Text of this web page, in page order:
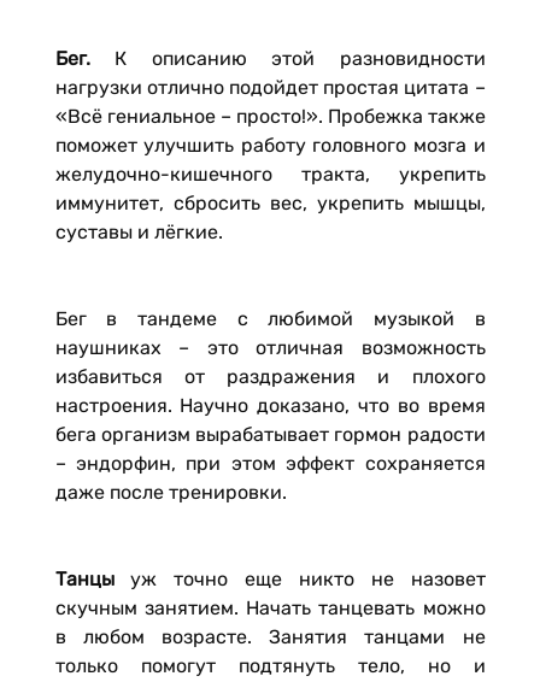
Бег. К описанию этой разновидности
нагрузки отлично подойдет простая цитата –
«Всё гениальное – просто!». Пробежка также
поможет улучшить работу головного мозга и
желудочно-кишечного тракта, укрепить
иммунитет, сбросить вес, укрепить мышцы,
суставы и лёгкие.
Бег в тандеме с любимой музыкой в
наушниках – это отличная возможность
избавиться от раздражения и плохого
настроения. Научно доказано, что во время
бега организм вырабатывает гормон радости
– эндорфин, при этом эффект сохраняется
даже после тренировки.
Танцыуж точно еще никто не назовет
скучным занятием. Начать танцевать можно
в любом возрасте. Занятия танцами не
только помогут подтянуть тело, но и